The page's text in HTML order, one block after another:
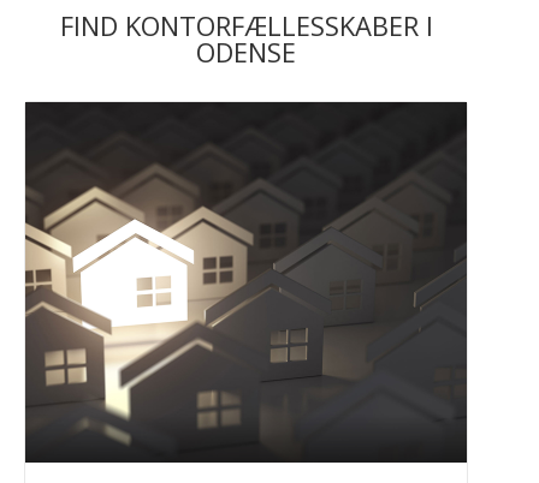
FIND KONTORFÆLLESSKABER I
ODENSE